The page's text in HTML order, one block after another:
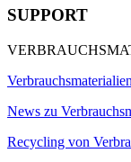
SUPPORT
News zu
Recycling von